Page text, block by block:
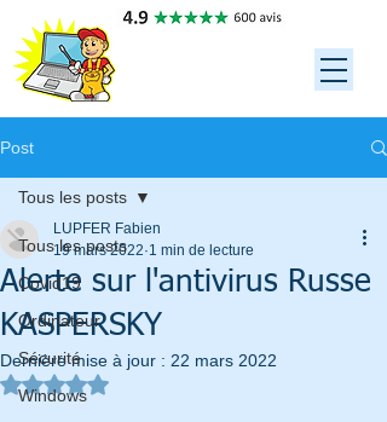
Post
Tous les posts
Covid19
Ordinateur
Sécurité
Windows
Tous les posts
Alerte sur l'antivirus Russe
KASPERSKY
LUPFER Fabien
19 mars 2022 1 min de lecture
Dernière mise à jour : 22 mars 2022
Noté NaN étoiles sur 5.